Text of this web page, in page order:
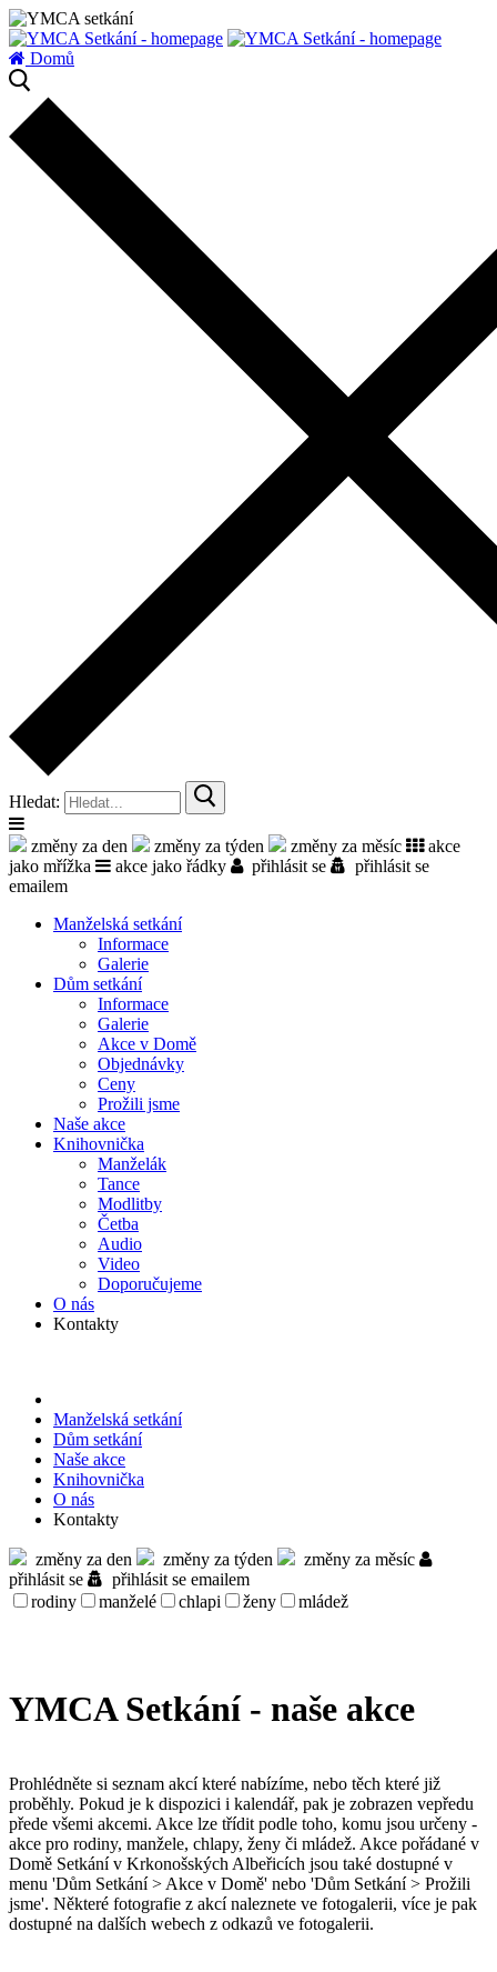
Domů
Hledat:
změny za den změny za týden změny za měsíc
akce
jako mřížka
akce jako řádky přihlásit se
přihlásit se
emailem
Manželská setkání
Informace
Galerie
Dům setkání
Informace
Galerie
Akce v Domě
Objed­návky
Ceny
Prožili jsme
Naše akce
Knihov­nička
Manželák
Tance
Modlitby
Četba
Audio
Video
Doporu­čujeme
O nás
Kontakty
Manželská setkání
Dům setkání
Naše akce
Knihov­nička
O nás
Kontakty
změny za den změny za týden
změny za měsíc
přihlásit se
přihlásit se emailem
rodiny
manželé chlapi ženy mládež
YMCA Setkání - naše akce
Prohlédněte si seznam akcí které nabízíme, nebo těch které již
proběhly. Pokud je k dispozici i kalendář, pak je zobrazen vepředu
přede všemi akcemi. Akce lze třídit podle toho, komu jsou určeny -
akce pro rodiny, manžele, chlapy, ženy či mládež. Akce pořádané v
Domě Setkání v Krkonošských Albeřicích jsou také dostupné v
menu 'Dům Setkání > Akce v Domě' nebo 'Dům Setkání > Prožili
jsme'. Některé fotografie z akcí naleznete ve fotogalerii, více je pak
dostupné na dalších webech z odkazů ve fotogalerii.
zatížení serveru